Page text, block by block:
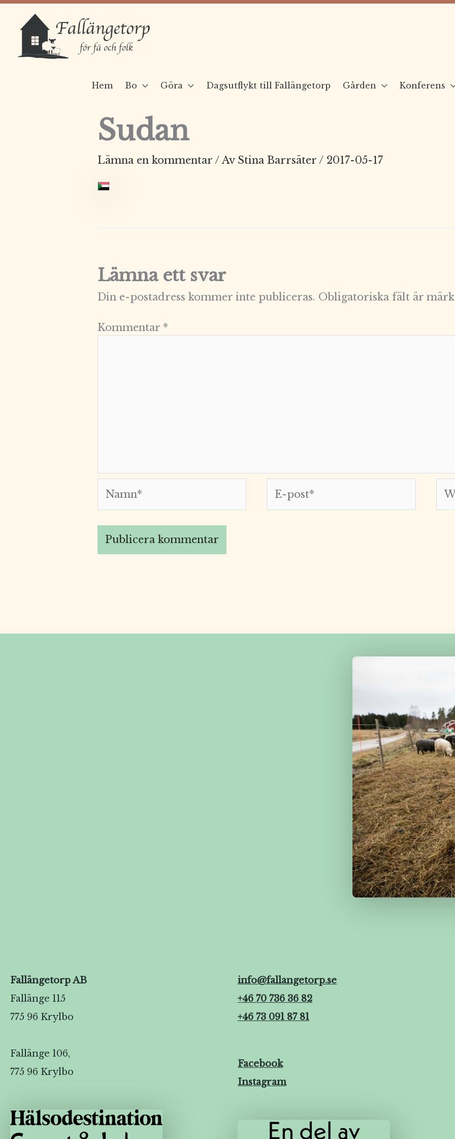
Hoppa
innehåll
Hem Bo Göra Dagsutflykt till Fallängetorp Gården Konferens
Sudan
Lämna en kommentar / Av Stina Barrsäter / 2017-05-17
Lämna ett svar
Din e-postadress kommer inte publiceras. Obligatoriska fält är
Kommentar *
post*
Fallängetorp AB
Fallänge 115
775 96 Krylbo
Fallänge 106,
775 96 Krylbo
info@fallangetorp.se
+46 70 736 36 82
+46 73 091 87 81
Facebook
Instagram